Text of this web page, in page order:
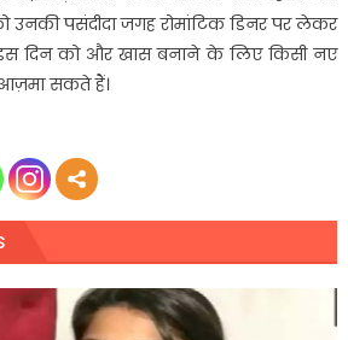
उनकी पसंदीदा जगह रोमांटिक डिनर पर लेकर
दिन को और खास बनाने के लिए किसी नए
आज़मा सकते हैं।